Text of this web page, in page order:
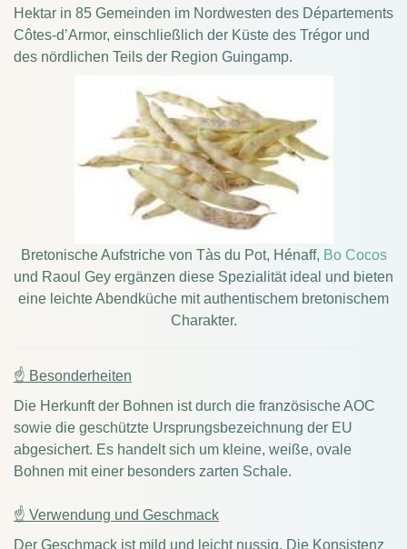
Hektar in 85 Gemeinden im Nordwesten des Départements
Côtes-d’Armor, einschließlich der Küste des Trégor und
des nördlichen Teils der Region Guingamp.
Bretonische Aufstriche von Tàs du Pot, Hénaff, Bo Cocos
und Raoul Gey ergänzen diese Spezialität ideal und bieten
eine leichte Abendküche mit authentischem bretonischem
Charakter.
☝ Besonderheiten
Die Herkunft der Bohnen ist durch die französische AOC
sowie die geschützte Ursprungsbezeichnung der EU
abgesichert. Es handelt sich um kleine, weiße, ovale
Bohnen mit einer besonders zarten Schale.
☝ Verwendung und Geschmack
Der Geschmack ist mild und leicht nussig. Die Konsistenz